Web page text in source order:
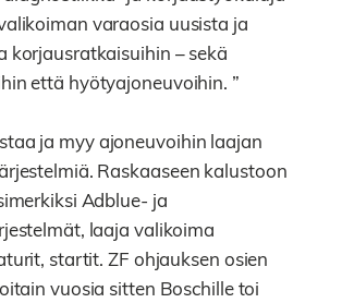
varaosia uusista ja
korjausratkaisuihin – sekä
että hyötyajoneuvoihin. ”
ja myy ajoneuvoihin laajan
Raskaaseen kalustoon
Adblue- ja
laaja valikoima
startit. ZF ohjauksen osien
vuosia sitten Boschille toi